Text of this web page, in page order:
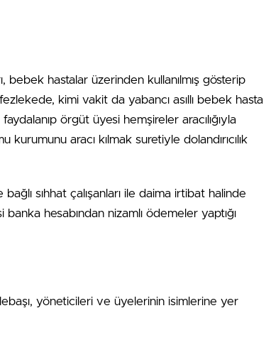
bebek hastalar üzerinden kullanılmış gösterip
kimi vakit da yabancı asıllı bebek hasta
örgüt üyesi hemşireler aracılığıyla
kurumunu aracı kılmak suretiyle dolandırıcılık
sıhhat çalışanları ile daima irtibat halinde
hesabından nizamlı ödemeler yaptığı
yöneticileri ve üyelerinin isimlerine yer